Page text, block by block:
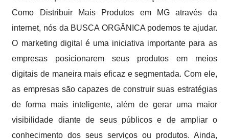
Como Distribuir Mais Produtos em MG através da
internet, nós da BUSCA ORGÂNICA podemos te ajudar.
O marketing digital é uma iniciativa importante para as
empresas posicionarem seus produtos em meios
digitais de maneira mais eficaz e segmentada. Com ele,
as empresas são capazes de construir suas estratégias
de forma mais inteligente, além de gerar uma maior
visibilidade diante de seus públicos e de ampliar o
conhecimento dos seus serviços ou produtos. Ainda,